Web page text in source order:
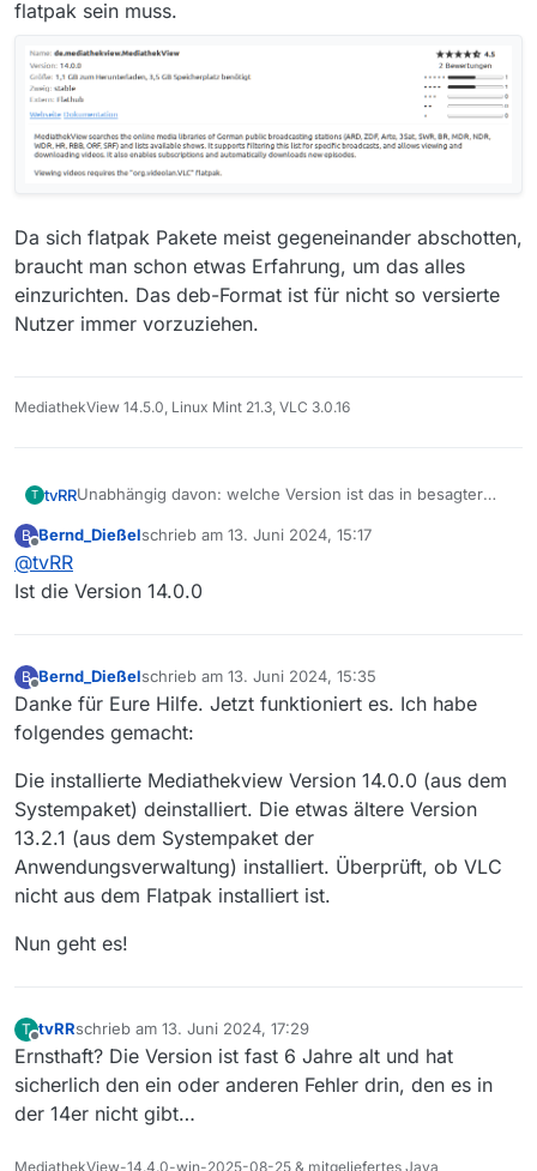
über Mediathekview starten kann? Z.B. um ein
Falls du abweichende Pfade hast findest du die mit
Im Set solltest du eigentlich gar nichts bearbeiten
Ansonsten sind die Pfade wie oben angegeben.
Und VLC oder FF oder anything nicht als als “Flatpak”
oder “Snap” installieren hilft auch. Diese Technik
saugt.
Dein altes Windows-Set kannst du nicht einfach
benutzen.
flatpak sein muss.
Da sich flatpak Pakete meist gegeneinander abschotten,
braucht man schon etwas Erfahrung, um das alles
einzurichten. Das deb-Format ist für nicht so versierte
Nutzer immer vorzuziehen.
MediathekView 14.5.0, Linux Mint 21.3, VLC 3.0.16
T tvRRUnabhängig davon: welche Version ist das in besagter
erinnern, dass das eine relativ alte Version sei - ist das
veröffentlichte) 14.1?
Falls die Version doch älter sein sollte, dann doch besser
installieren, dann ggf. konfigurieren. Eventuell hat die
B
Offline
Bernd_Dießelschrieb am 13. Juni 2024, 15:17
zuletzt editiert von
@tvRR
Ist die Version 14.0.0
B
Offline
Bernd_Dießelschrieb am 13. Juni 2024, 15:35
zuletzt editiert von
Danke für Eure Hilfe. Jetzt funktioniert es. Ich habe
folgendes gemacht:
Die installierte Mediathekview Version 14.0.0 (aus dem
Systempaket) deinstalliert. Die etwas ältere Version
13.2.1 (aus dem Systempaket der
Anwendungsverwaltung) installiert. Überprüft, ob VLC
nicht aus dem Flatpak installiert ist.
Nun geht es!
T
Offline
tvRRschrieb am 13. Juni 2024, 17:29
zuletzt editiert von
Ernsthaft? Die Version ist fast 6 Jahre alt und hat
sicherlich den ein oder anderen Fehler drin, den es in
der 14er nicht gibt…
MediathekView-14.4.0-win-2025-08-25 & mitgeliefertes Java